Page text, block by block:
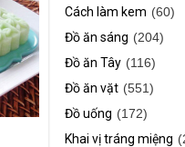
Cách làm kem (60)
Đồ ăn sáng (204)
Đồ ăn Tây (116)
Đồ ăn vặt (551)
Đồ uống (172)
Khai vị tráng miệng